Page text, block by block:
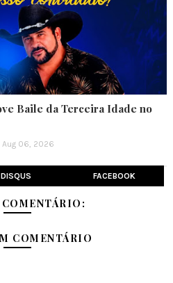
Baile da Terceira Idade no
Aug 06, 2026
DISQUS FACEBOOK
COMENTÁRIO